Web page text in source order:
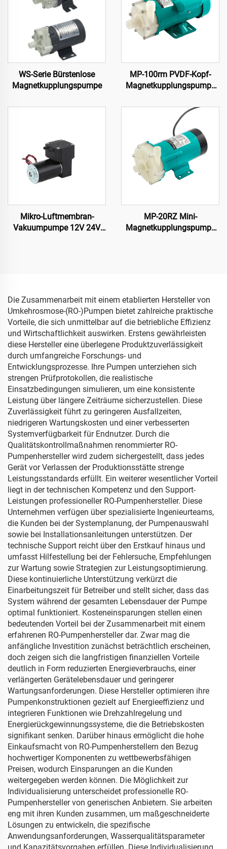
WS-Serie Bürstenlose
Magnetkupplungspumpe
MP-100rm PVDF-Kopf-
Magnetkupplungspumpe
Leistung Starke
Korrosionsbeständigkeit
für starke Säuren und
Lösungsmittel
Mikro-Luftmembran-
Vakuumpumpe 12V 24V
MP-20RZ Mini-
Magnetkupplungspumpe
Die Zusammenarbeit mit einem etablierten Hersteller von
Umkehrosmose-(RO-)Pumpen bietet zahlreiche praktische
Vorteile, die sich unmittelbar auf die betriebliche Effizienz
und Wirtschaftlichkeit auswirken. Erstens gewährleisten
diese Hersteller eine überlegene Produktzuverlässigkeit
durch umfangreiche Forschungs- und
Entwicklungsprozesse. Ihre Pumpen unterziehen sich
strengen Prüfprotokollen, die realistische
Einsatzbedingungen simulieren, um eine konsistente
Leistung über längere Zeiträume sicherzustellen. Diese
Zuverlässigkeit führt zu geringeren Ausfallzeiten,
niedrigeren Wartungskosten und einer verbesserten
Systemverfügbarkeit für Endnutzer. Durch die
Qualitätskontrollmaßnahmen renommierter RO-
Pumpenhersteller wird zudem sichergestellt, dass jedes
Gerät vor Verlassen der Produktionsstätte strenge
Leistungsstandards erfüllt. Ein weiterer wesentlicher Vorteil
liegt in der technischen Kompetenz und den Support-
Leistungen professioneller RO-Pumpenhersteller. Diese
Unternehmen verfügen über spezialisierte Ingenieurteams,
die Kunden bei der Systemplanung, der Pumpenauswahl
sowie bei Installationsanleitungen unterstützen. Der
technische Support reicht über den Erstkauf hinaus und
umfasst Hilfestellung bei der Fehlersuche, Empfehlungen
zur Wartung sowie Strategien zur Leistungsoptimierung.
Diese kontinuierliche Unterstützung verkürzt die
Einarbeitungszeit für Betreiber und stellt sicher, dass das
System während der gesamten Lebensdauer der Pumpe
optimal funktioniert. Kosteneinsparungen stellen einen
bedeutenden Vorteil bei der Zusammenarbeit mit einem
erfahrenen RO-Pumpenhersteller dar. Zwar mag die
anfängliche Investition zunächst beträchtlich erscheinen,
doch zeigen sich die langfristigen finanziellen Vorteile
deutlich in Form reduzierten Energieverbrauchs, einer
verlängerten Gerätelebensdauer und geringerer
Wartungsanforderungen. Diese Hersteller optimieren ihre
Pumpenkonstruktionen gezielt auf Energieeffizienz und
integrieren Funktionen wie Drehzahlregelung und
Energierückgewinnungssysteme, die die Betriebskosten
signifikant senken. Darüber hinaus ermöglicht die hohe
Einkaufsmacht von RO-Pumpenherstellern den Bezug
hochwertiger Komponenten zu wettbewerbsfähigen
Preisen, wodurch Einsparungen an die Kunden
weitergegeben werden können. Die Möglichkeit zur
Individualisierung unterscheidet professionelle RO-
Pumpenhersteller von generischen Anbietern. Sie arbeiten
eng mit ihren Kunden zusammen, um maßgeschneiderte
Lösungen zu entwickeln, die spezifische
Anwendungsanforderungen, Wasserqualitätsparameter